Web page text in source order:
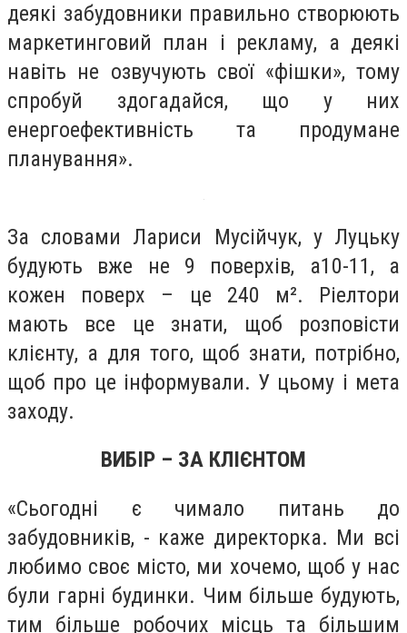
деякі забудовники правильно створюють
маркетинговий план і рекламу, а деякі
навіть не озвучують свої «фішки», тому
спробуй здогадайся, що у них
енергоефективність та продумане
планування».
За словами Лариси Мусійчук, у Луцьку
будують вже не 9 поверхів, а10-11, а
кожен поверх – це 240 м². Ріелтори
мають все це знати, щоб розповісти
клієнту, а для того, щоб знати, потрібно,
щоб про це інформували. У цьому і мета
заходу.
ВИБІР – ЗА КЛІЄНТОМ
«Сьогодні є чимало питань до
забудовників, - каже директорка. Ми всі
любимо своє місто, ми хочемо, щоб у нас
були гарні будинки. Чим більше будують,
тим більше робочих місць та більшим